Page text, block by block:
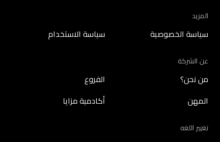
المزيد
سياسة الخصوصية سياسة الاستخدام
عن الشركة
من نحن؟ الفروع
المهن أكادمية مزايا
تغيير اللغه